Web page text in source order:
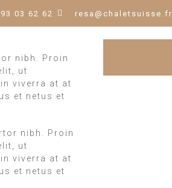
03 62 62 resa@chaletsuisse.fr
nibh. Proin
ut
viverra at at
et netus et
nibh. Proin
ut
viverra at at
et netus et